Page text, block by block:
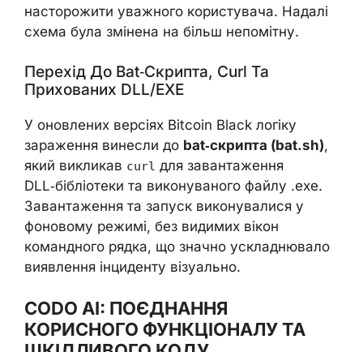
насторожити уважного користувача. Надалі
схема була змінена на більш непомітну.
Перехід До Bat‑скрипта, Curl Та
Прихованих DLL/EXE
У оновлених версіях Bitcoin Black логіку
зараження винесли до bat‑скрипта (bat.sh),
який викликав curl для завантаження
DLL‑бібліотеки та виконуваного файлу .exe.
Завантаження та запуск виконувалися у
фоновому режимі, без видимих вікон
командного рядка, що значно ускладнювало
виявлення інциденту візуально.
CODO AI: ПОЄДНАННЯ
КОРИСНОГО ФУНКЦІОНАЛУ ТА